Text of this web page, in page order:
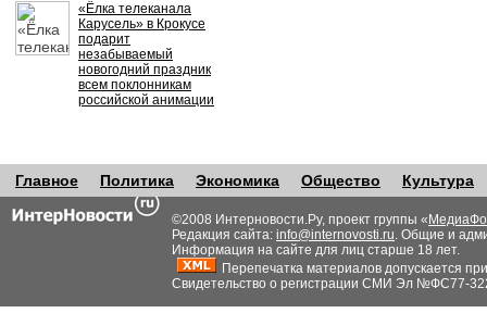
«Ёлка телеканала
Карусель» в Крокусе
подарит
незабываемый
новогодний праздник
всем поклонникам
российской анимации
Главное Политика Экономика Общество Культура
©2008 Интерновости.Ру, проект группы «
Редакция сайта: info@internovosti.ru. Общие и
Информация на сайте для лиц старше 18 лет.
Перепечатка материалов допускается
Свидетельство о регистрации СМИ Эл №ФС77-